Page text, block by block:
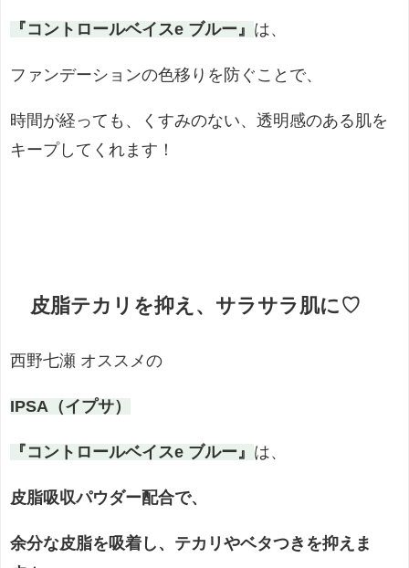
『コントロールベイスe ブルー』 は、
ファンデーションの色移りを防ぐことで、
時間が経っても、くすみのない、透明感のある肌を
キープしてくれます！
皮脂テカリを抑え、サラサラ肌に♡
西野七瀬 オススメの
IPSA（イプサ）
『コントロールベイスe ブルー』 は、
皮脂吸収パウダー配合で、
余分な皮脂を吸着し、テカリやベタつきを抑えま